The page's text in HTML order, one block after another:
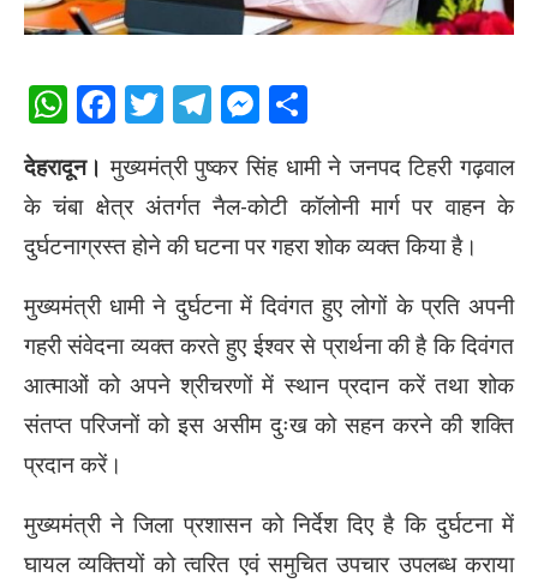
WhatsApp
Facebook
Twitter
Telegram
Messenger
देहरादून। मुख्यमंत्री पुष्कर सिंह धामी ने जनपद टिहरी गढ़वाल
के चंबा क्षेत्र अंतर्गत नैल-कोटी कॉलोनी मार्ग पर वाहन के
दुर्घटनाग्रस्त होने की घटना पर गहरा शोक व्यक्त किया है।
मुख्यमंत्री धामी ने दुर्घटना में दिवंगत हुए लोगों के प्रति अपनी
गहरी संवेदना व्यक्त करते हुए ईश्वर से प्रार्थना की है कि दिवंगत
आत्माओं को अपने श्रीचरणों में स्थान प्रदान करें तथा शोक
संतप्त परिजनों को इस असीम दुःख को सहन करने की शक्ति
प्रदान करें।
मुख्यमंत्री ने जिला प्रशासन को निर्देश दिए है कि दुर्घटना में
घायल व्यक्तियों को त्वरित एवं समुचित उपचार उपलब्ध कराया